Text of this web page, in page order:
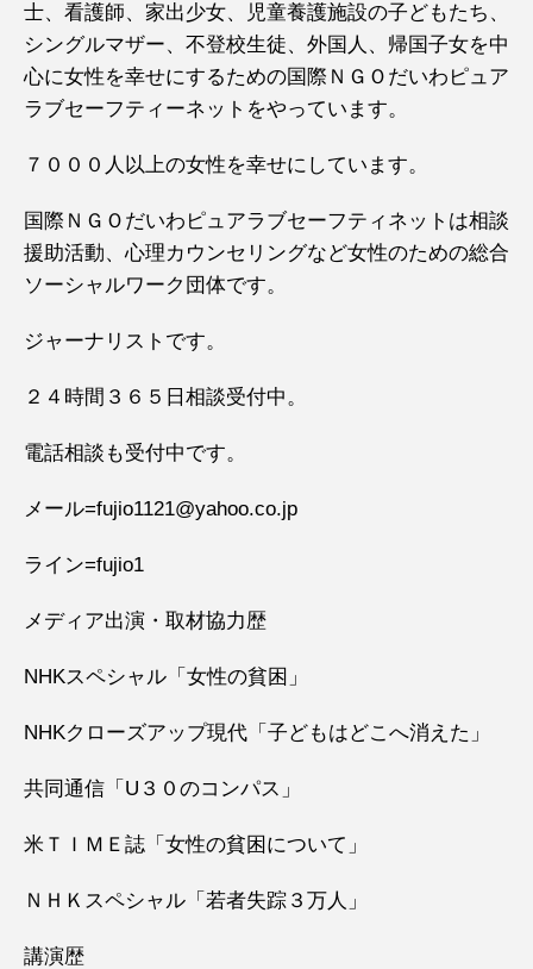
士、看護師、家出少女、児童養護施設の子どもたち、
シングルマザー、不登校生徒、外国人、帰国子女を中
心に女性を幸せにするための国際ＮＧＯだいわピュア
ラブセーフティーネットをやっています。
７０００人以上の女性を幸せにしています。
国際ＮＧＯだいわピュアラブセーフティネットは相談
援助活動、心理カウンセリングなど女性のための総合
ソーシャルワーク団体です。
ジャーナリストです。
２４時間３６５日相談受付中。
電話相談も受付中です。
メール=fujio1121@yahoo.co.jp
ライン=fujio1
メディア出演・取材協力歴
NHKスペシャル「女性の貧困」
NHKクローズアップ現代「子どもはどこへ消えた」
共同通信「U３０のコンパス」
米ＴＩＭＥ誌「女性の貧困について」
ＮＨＫスペシャル「若者失踪３万人」
講演歴